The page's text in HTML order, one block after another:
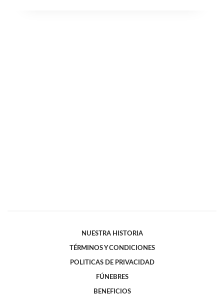
NUESTRA HISTORIA
TÉRMINOS Y CONDICIONES
POLITICAS DE PRIVACIDAD
FÚNEBRES
BENEFICIOS